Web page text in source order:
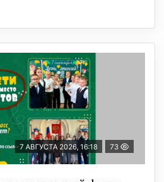
7 АВГУСТА 2026, 16:18 73